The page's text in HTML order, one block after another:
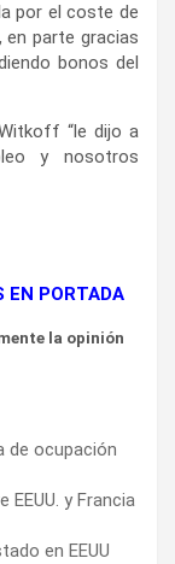
por el coste de
en parte gracias
bonos del
“le dijo a
y nosotros
EN PORTADA
la opinión
de ocupación
y Francia
en EEUU